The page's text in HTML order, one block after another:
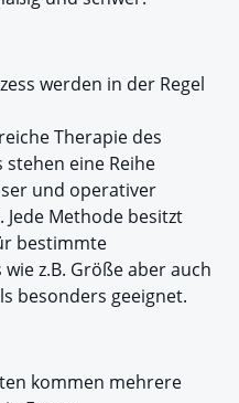
werden in der Regel
Therapie des
eine Reihe
und operativer
Methode besitzt
bestimmte
z.B. Größe aber auch
besonders geeignet.
kommen mehrere